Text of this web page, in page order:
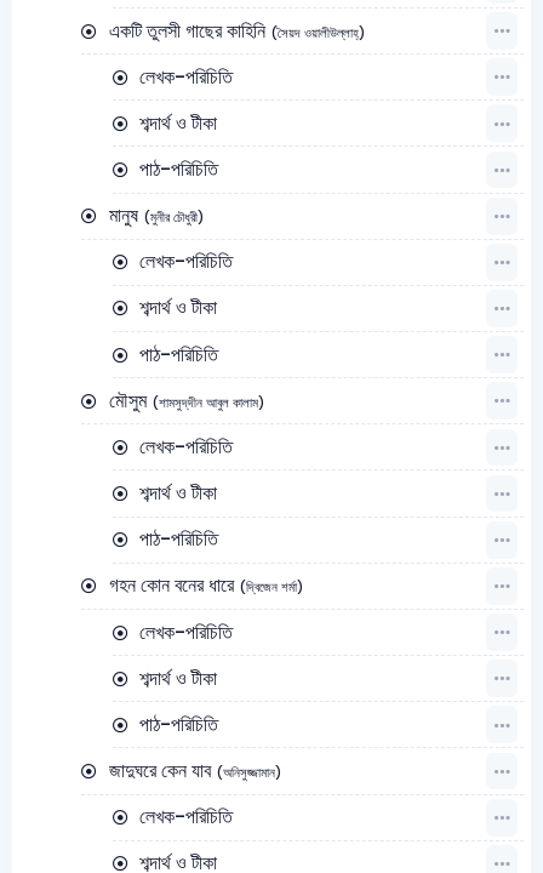
একটি তুলসী গাছের কাহিনি (সৈয়দ ওয়ালীউল্লাহ্)
লেখক-পরিচিতি
শব্দার্থ ও টীকা
পাঠ-পরিচিতি
মানুষ (মুনীর চৌধুরী)
লেখক-পরিচিতি
শব্দার্থ ও টীকা
পাঠ-পরিচিতি
মৌসুম (শামসুদ্‌দীন আবুল কালাম)
লেখক-পরিচিতি
শব্দার্থ ও টীকা
পাঠ-পরিচিতি
গহন কোন বনের ধারে (দ্বিজেন শর্মা)
লেখক-পরিচিতি
শব্দার্থ ও টীকা
পাঠ-পরিচিতি
জাদুঘরে কেন যাব (অনিসুজ্জামান)
লেখক-পরিচিতি
শব্দার্থ ও টীকা